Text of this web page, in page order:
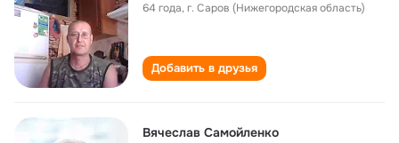
64 года,г. Саров (Нижегородская область)
Добавить в друзья
Вячеслав Самойленко